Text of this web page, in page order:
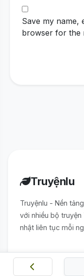
Save my name,
browser for the
Truyệnlu
Truyệnlu - Nền
với nhiều bộ
nhật liên tục mỗi
KHÁM PHÁ